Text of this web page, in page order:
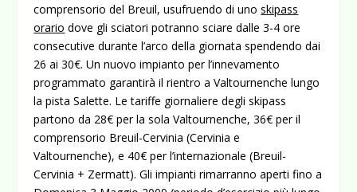
comprensorio del Breuil, usufruendo di unoskipass
orario dove gli sciatori potranno sciare dalle 3-4 ore
consecutive durante l’arco della giornata spendendo dai
26 ai 30€. Un nuovo impianto per l’innevamento
programmato garantirà il rientro a Valtournenche lungo
la pista Salette. Le tariffe giornaliere degli skipass
partono da 28€ per la sola Valtournenche, 36€ per il
comprensorio Breuil-Cervinia (Cervinia e
Valtournenche), e 40€ per l’internazionale (Breuil-
Cervinia + Zermatt). Gli impianti rimarranno aperti fino a